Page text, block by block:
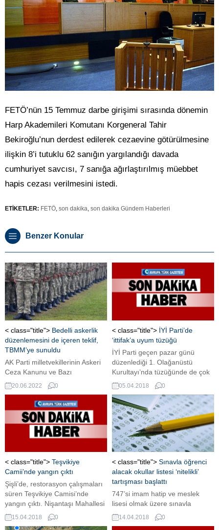
FETÖ’nün 15 Temmuz darbe girişimi sırasında dönemin
Harp Akademileri Komutanı Korgeneral Tahir
Bekiroğlu’nun derdest edilerek cezaevine götürülmesine
ilişkin 8’i tutuklu 62 sanığın yargılandığı davada
cumhuriyet savcısı, 7 sanığa ağırlaştırılmış müebbet
hapis cezası verilmesini istedi.
ETİKETLER: FETÖ, son dakika, son dakika Gündem Haberleri
Benzer Konular
< class="title"> Bedelli askerlik
düzenlemesini de içeren teklif,
TBMM’ye sunuldu
AK Parti milletvekillerinin Askeri
Ceza Kanunu ve Bazı
Kanunlarda Değişiklik
Yapılmasına Dair Kanun Teklifi
TBMM Başkanlığına sunuldu.
Yoklama kaçağı, saklı veya
bakaya olup bedelli askerlikten
yararlanamayanlar bu hizmetten
faydalanabilecek.
20.06.2022 0
< class="title"> İYİ Parti’de
‘ittifak’a uyum tüzüğü
İYİ Parti geçen pazar günü
düzenlediği 1. Olağanüstü
Kurultayı’nda tüzüğünde de çok
sayıda değişikliğe gitti. İYİ
Parti’nin tüzüğü, “İttifak
Yasası”na uygun hale getirildi.
05.04.2018 0
< class="title"> Teşvikiye
Camii’nde yangın çıktı
Şişli’de, restorasyon çalışmaları
süren Teşvikiye Camisi’nde
yangın çıktı. Nişantaşı Mahallesi
Teşvikiye Caddesi’nde bulunan
ve bir süredir restorasyon
15.04.2018 0
< class="title"> Sınavla öğrenci
alacak okullar listesi ‘nitelikli’
tartışması başlattı
747’si imam hatip ve meslek
lisesi olmak üzere sınavla
öğrenci alacağı açıklanan 1367
okulun nasıl hazırlandığı
14.04.2018 0